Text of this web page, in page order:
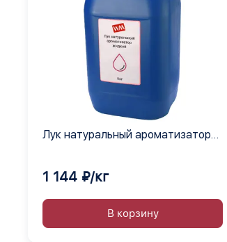
Лук натуральный ароматизатор
1 144 ₽/кг
В корзину